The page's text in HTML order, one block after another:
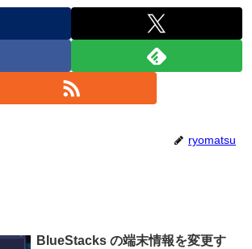
ryomatsu
BlueStacks の端末情報を変更す